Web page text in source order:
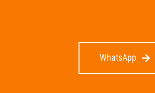
WhatsApp